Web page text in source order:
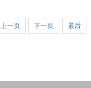
上一页 下一页 最后